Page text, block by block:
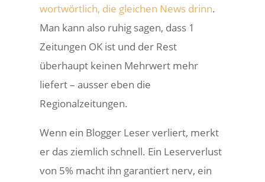
wortwörtlich, die gleichen News drinn.
Man kann also ruhig sagen, dass 1
Zeitungen OK ist und der Rest
überhaupt keinen Mehrwert mehr
liefert – ausser eben die
Regionalzeitungen.
Wenn ein Blogger Leser verliert, merkt
er das ziemlich schnell. Ein Leserverlust
von 5% macht ihn garantiert nerv, ein